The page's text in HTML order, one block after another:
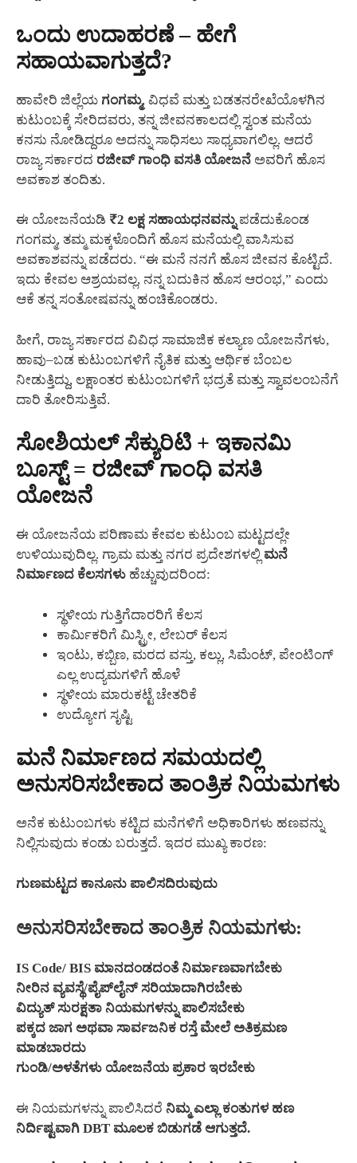
ಒಂದು ಉದಾಹರಣೆ – ಹೇಗೆ
ಸಹಾಯವಾಗುತ್ತದೆ?
ಹಾವೇರಿ ಜಿಲ್ಲೆಯ ಗಂಗಮ್ಮ, ವಿಧವೆ ಮತ್ತು ಬಡತನರೇಖೆಯೊಳಗಿನ
ಕುಟುಂಬಕ್ಕೆ ಸೇರಿದವರು, ತನ್ನ ಜೀವನಕಾಲದಲ್ಲಿ ಸ್ವಂತ ಮನೆಯ
ಕನಸು ನೋಡಿದ್ದರೂ ಅದನ್ನು ಸಾಧಿಸಲು ಸಾಧ್ಯವಾಗಲಿಲ್ಲ. ಆದರೆ
ರಾಜ್ಯ ಸರ್ಕಾರದ ರಜೀವ್ ಗಾಂಧಿ ವಸತಿ ಯೋಜನೆ ಅವರಿಗೆ ಹೊಸ
ಅವಕಾಶ ತಂದಿತು.
ಈ ಯೋಜನೆಯಡಿ ₹2 ಲಕ್ಷ ಸಹಾಯಧನವನ್ನುಪಡೆದುಕೊಂಡ
ಗಂಗಮ್ಮ, ತಮ್ಮ ಮಕ್ಕಳೊಂದಿಗೆ ಹೊಸ ಮನೆಯಲ್ಲಿ ವಾಸಿಸುವ
ಅವಕಾಶವನ್ನು ಪಡೆದರು. “ಈ ಮನೆ ನನಗೆ ಹೊಸ ಜೀವನ ಕೊಟ್ಟಿದೆ.
ಇದು ಕೇವಲ ಆಶ್ರಯವಲ್ಲ, ನನ್ನ ಬದುಕಿನ ಹೊಸ ಆರಂಭ,” ಎಂದು
ಆಕೆ ತನ್ನ ಸಂತೋಷವನ್ನು ಹಂಚಿಕೊಂಡರು.
ಹೀಗೆ, ರಾಜ್ಯ ಸರ್ಕಾರದ ವಿವಿಧ ಸಾಮಾಜಿಕ ಕಲ್ಯಾಣ ಯೋಜನೆಗಳು,
ಹಾವು–ಬಡ ಕುಟುಂಬಗಳಿಗೆ ನೈತಿಕ ಮತ್ತು ಆರ್ಥಿಕ ಬೆಂಬಲ
ನೀಡುತ್ತಿದ್ದು, ಲಕ್ಷಾಂತರ ಕುಟುಂಬಗಳಿಗೆ ಭದ್ರತೆ ಮತ್ತು ಸ್ವಾವಲಂಬನೆಗೆ
ದಾರಿ ತೋರಿಸುತ್ತಿವೆ.
ಸೋಶಿಯಲ್ ಸೆಕ್ಯುರಿಟಿ + ಇಕಾನಮಿ
ಬೂಸ್ಟ್ = ರಜೀವ್ ಗಾಂಧಿ ವಸತಿ
ಯೋಜನೆ
ಈ ಯೋಜನೆಯ ಪರಿಣಾಮ ಕೇವಲ ಕುಟುಂಬ ಮಟ್ಟದಲ್ಲೇ
ಉಳಿಯುವುದಿಲ್ಲ. ಗ್ರಾಮ ಮತ್ತು ನಗರ ಪ್ರದೇಶಗಳಲ್ಲಿ ಮನೆ
ನಿರ್ಮಾಣದ ಕೆಲಸಗಳು ಹೆಚ್ಚುವುದರಿಂದ:
ಸ್ಥಳೀಯ ಗುತ್ತಿಗೆದಾರರಿಗೆ ಕೆಲಸ
ಕಾರ್ಮಿಕರಿಗೆ ಮಿಸ್ಟ್ರೀ, ಲೇಬರ್ ಕೆಲಸ
ಇಂಟು, ಕಬ್ಬಿಣ, ಮರದ ವಸ್ತು, ಕಲ್ಲು, ಸಿಮೆಂಟ್, ಪೇಂಟಿಂಗ್
ಎಲ್ಲ ಉದ್ಯಮಗಳಿಗೆ ಹೊಳೆ
ಸ್ಥಳೀಯ ಮಾರುಕಟ್ಟೆ ಚೇತರಿಕೆ
ಉದ್ಯೋಗ ಸೃಷ್ಟಿ
ಮನೆ ನಿರ್ಮಾಣದ ಸಮಯದಲ್ಲಿ
ಅನುಸರಿಸಬೇಕಾದ ತಾಂತ್ರಿಕ ನಿಯಮಗಳು
ಅನೆಕ ಕುಟುಂಬಗಳು ಕಟ್ಟಿದ ಮನೆಗಳಿಗೆ ಅಧಿಕಾರಿಗಳು ಹಣವನ್ನು
ನಿಲ್ಲಿಸುವುದು ಕಂಡು ಬರುತ್ತದೆ. ಇದರ ಮುಖ್ಯ ಕಾರಣ:
ಗುಣಮಟ್ಟದ ಕಾನೂನು ಪಾಲಿಸದಿರುವುದು
ಅನುಸರಿಸಬೇಕಾದ ತಾಂತ್ರಿಕ ನಿಯಮಗಳು:
IS Code/ BIS ಮಾನದಂಡದಂತೆ ನಿರ್ಮಾಣವಾಗಬೇಕು
ನೀರಿನ ವ್ಯವಸ್ಥೆ/ಪೈಪ್‌ಲೈನ್ ಸರಿಯಾದಾಗಿರಬೇಕು
ವಿದ್ಯುತ್ ಸುರಕ್ಷತಾ ನಿಯಮಗಳನ್ನು ಪಾಲಿಸಬೇಕು
ಪಕ್ಕದ ಜಾಗ ಅಥವಾ ಸಾರ್ವಜನಿಕ ರಸ್ತೆ ಮೇಲೆ ಅತಿಕ್ರಮಣ
ಮಾಡಬಾರದು
ಗುಂಡಿ/ಅಳತೆಗಳು ಯೋಜನೆಯ ಪ್ರಕಾರ ಇರಬೇಕು
ಈ ನಿಯಮಗಳನ್ನು ಪಾಲಿಸಿದರೆ ನಿಮ್ಮ ಎಲ್ಲಾ ಕಂತುಗಳ ಹಣ
ನಿರ್ದಿಷ್ಟವಾಗಿ DBT ಮೂಲಕ ಬಿಡುಗಡೆ ಆಗುತ್ತದೆ.